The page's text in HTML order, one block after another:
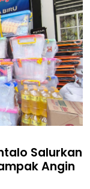
Salurkan
Angin